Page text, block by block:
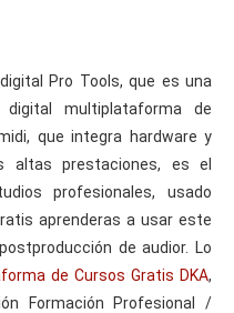
Pro Tools, que es una
multiplataforma de
que integra hardware y
altas prestaciones, es el
profesionales, usado
aprenderas a usar este
de audior. Lo
de Cursos Gratis DKA,
Formación Profesional /